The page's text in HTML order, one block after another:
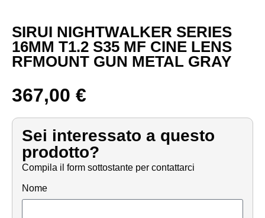
SIRUI NIGHTWALKER SERIES
16MM T1.2 S35 MF CINE LENS
RFMOUNT GUN METAL GRAY
367,00 €
Sei interessato a questo
prodotto?
Compila il form sottostante per contattarci
Nome